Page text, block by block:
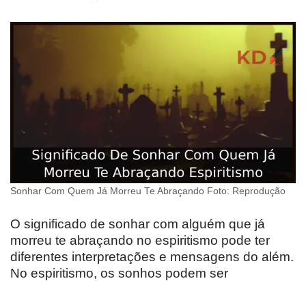
Sonhar Com Quem Já Morreu Te Abraçando Foto: Reprodução
O significado de sonhar com alguém que já
morreu te abraçando no espiritismo pode ter
diferentes interpretações e mensagens do além.
No espiritismo, os sonhos podem ser